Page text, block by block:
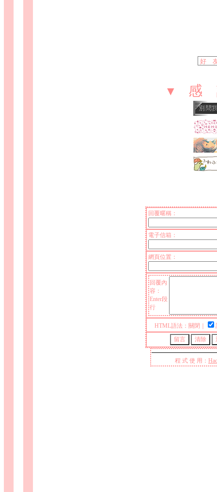
▾ 感
回覆暱稱：
電子信箱：
網頁位置：
回覆內
容：
Enter段
行
HTML語法：關閉｜
程 式 使 用：